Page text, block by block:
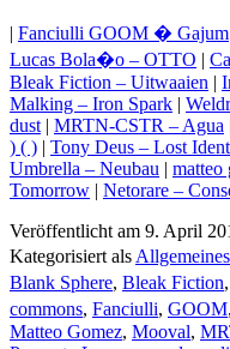
| Fanciulli GOOM � Gajum
Lucas Bola�o – OTTO |
Bleak Fiction – Uitwaaien |
Malking – Iron Spark |
dust | MRTN-CSTR – Agua
) ( ) | Tony Deus – Lost
Umbrella – Neubau | matteo
Tomorrow | Netorare –
Veröffentlicht am 9. April
Kategorisiert als Allgemeines
Blank Sphere, Bleak Fiction,
commons, Fanciulli, GOOM,
Matteo Gomez, Mooval,